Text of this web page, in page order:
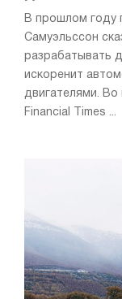
В прошлом году
Самуэльссон
разрабатывать
искоренит
двигателями.
Financial Times ...